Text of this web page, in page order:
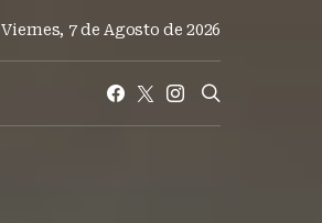
Viernes, 7 de Agosto de 2026